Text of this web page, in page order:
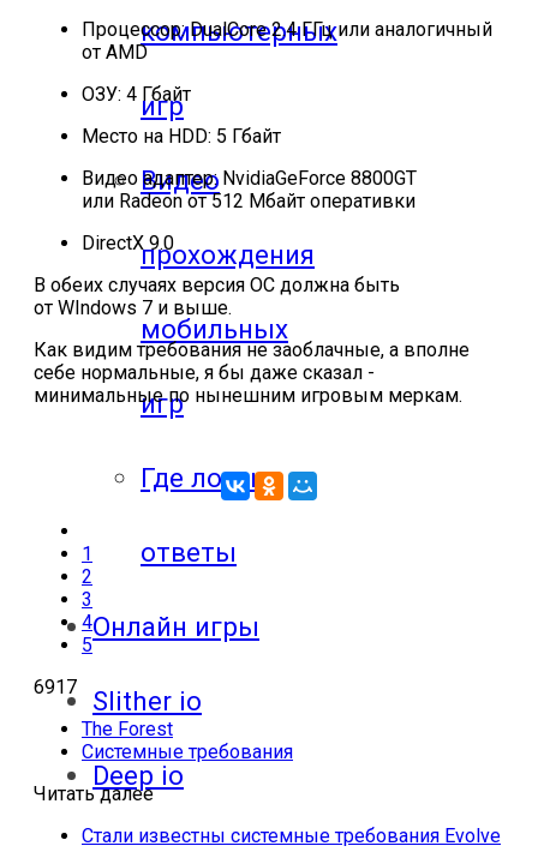
компьютерных
игр
Видео
прохождения
мобильных
игр
Где логика
ответы
Онлайн игры
Slither io
Deep io
Процессор: DualCore 2.4 ГГц или аналогичный
от AMD
ОЗУ: 4 Гбайт
Место на HDD: 5 Гбайт
Видео адаптер: NvidiaGeForce 8800GT
или Radeon от 512 Мбайт оперативки
DirectX 9.0
В обеих случаях версия ОС должна быть
от WIndows 7 и выше.
Как видим требования не заоблачные, а вполне
себе нормальные, я бы даже сказал -
минимальные по нынешним игровым меркам.
1
2
3
4
5
6917
The Forest
Системные требования
Читать далее
Стали известны системные требования Evolve